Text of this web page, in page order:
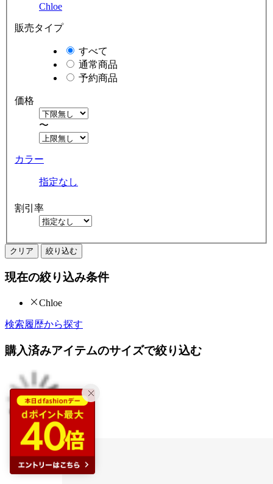
Chloe
販売タイプ
すべて
通常商品
予約商品
価格
〜
カラー
指定なし
割引率
クリア 絞り込む
現在の絞り込み条件
Chloe
検索履歴から探す
購入済みアイテムのサイズで絞り込む